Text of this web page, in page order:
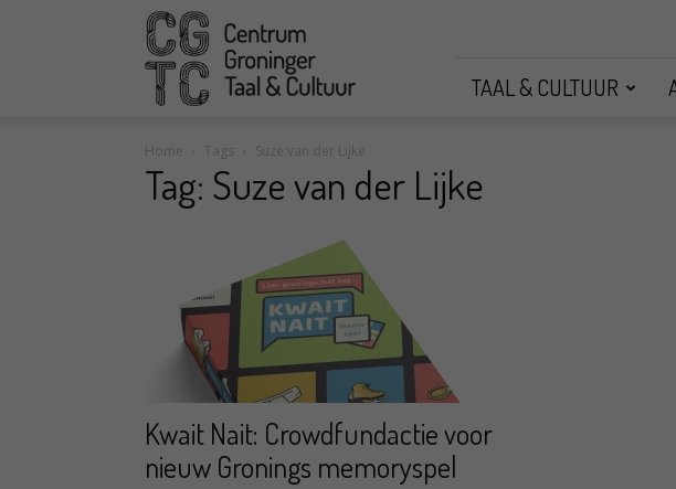
CGTC
TAAL & CULTUUR
Home Tags Suze van der Lijke
Tag: Suze van der Lijke
Kwait Nait: Crowdfundactie voor
nieuw Gronings memoryspel